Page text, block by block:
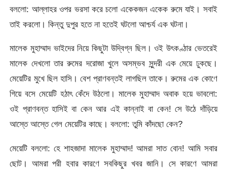
বললো: আল্লাহর ওপর ভরসা করে চলো একেকজন একেক রুমে যাই। সবাই
তাই করলো। কিন্তু দুপুর হতে না হতেই ঘটলো আশ্চর্য এক ঘটনা।
মালেক মুহাম্মাদ ভাইদের নিয়ে কিছুটা উদ্বিগ্ন ছিল। ওই উৎকণ্ঠার ভেতরেই
মালেক দেখলো তার রুমের দরোজা খুলে অসম্ভব সুন্দরী এক মেয়ে ঢুকছে।
মেয়েটির মুখে ছিল হাসি। বেশ প্রাণবন্তই লাগছিল তাকে। রুমের এক কোণে
গিয়ে বসে মেয়েটি হঠাৎ কেঁদে উঠলো। মালেক মুহাম্মাদ অবাক হয়ে ভাবলো:
ওই প্রাণবন্ত হাসিই বা কেন আর এই কান্নাই বা কেন! সে উঠে দাঁড়িয়ে
আস্তে আস্তে গেল মেয়েটির কাছে। বললো: তুমি কাঁদছো কেন?
মেয়েটি বললো: হে শাহজাদা মালেক মুহাম্মাদ! আমরা সাত বোন! আমি সবার
ছোট। আমরা পরী হবার কারণে সবকিছুর খবর জানি। সে কারণে আমরা